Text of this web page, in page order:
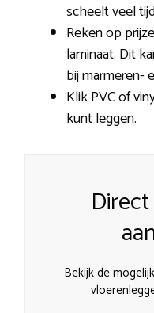
scheelt veel
Reken op
laminaat. Dit
bij marmeren-
Klik PVC of
kunt leggen.
Bekijk de